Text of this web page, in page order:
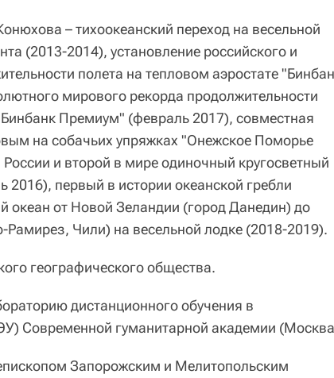
– тихоокеанский переход на весельной
(2013-2014), установление российского и
полета на тепловом аэростате
мирового рекорда продолжительности
Премиум" (февраль 2017), совместная
на собачьих упряжках "Онежское Поморье
и второй в мире одиночный кругосветный
первый в истории океанской гребли
от Новой Зеландии (город Данедин) до
Рамирез, Чили) на весельной лодке (2018-2019).
географического общества.
дистанционного обучения в
Современной гуманитарной академии
Запорожским и Мелитопольским